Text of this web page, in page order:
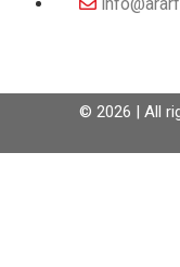
© 2026 | All